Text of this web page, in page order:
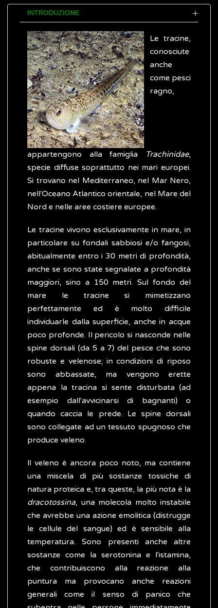
INTRODUZIONE
Le tracine,
conosciute
anche
come pesci
ragno,
appartengono alla famiglia Trachinidae,
specie diffuse soprattutto nei mari europei.
Si trovano nel Mediterraneo, nel Mar Nero,
nell'Oceano Atlantico orientale, nel Mare del
Nord e nelle aree costiere europee.
Le tracine vivono esclusivamente in mare, in
particolare su fondali sabbiosi e/o fangosi,
abitualmente entro i 30 metri di profondità,
anche se sono state segnalate a profondità
maggiori, sino a 150 metri. Sul fondo del
mare le tracine si mimetizzano
perfettamente ed è molto difficile
individuarle dalla superficie, anche in acque
poco profonde. Il pericolo si nasconde nelle
spine dorsali (da 5 a 7) del pesce che sono
robuste e velenose; in condizioni di riposo
sono abbassate, ma vengono erette
appena la tracina si sente disturbata (ad
esempio dall'avvicinarsi di bagnanti) o
quando caccia le prede. Le spine dorsali
sono collegate ad un tessuto spugnoso che
produce veleno.
ll veleno è ancora poco noto, ma contiene
una miscela di più sostanze tossiche di
natura proteica e, tra queste, la più nota è la
dracotossina, una molecola molto instabile
che avrebbe una azione emolitica (distrugge
le cellule del sangue) ed è sensibile alla
temperatura. Sono presenti anche altre
sostanze come la serotonina e l'istamina,
che contribuiscono alla reazione alla
puntura ma provocano anche reazioni
generali come il senso di panico che